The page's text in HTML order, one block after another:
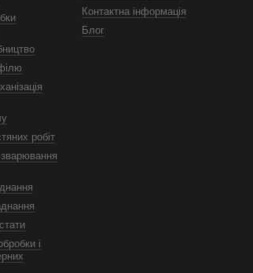
робіт
і
Контактна інформація
Блог